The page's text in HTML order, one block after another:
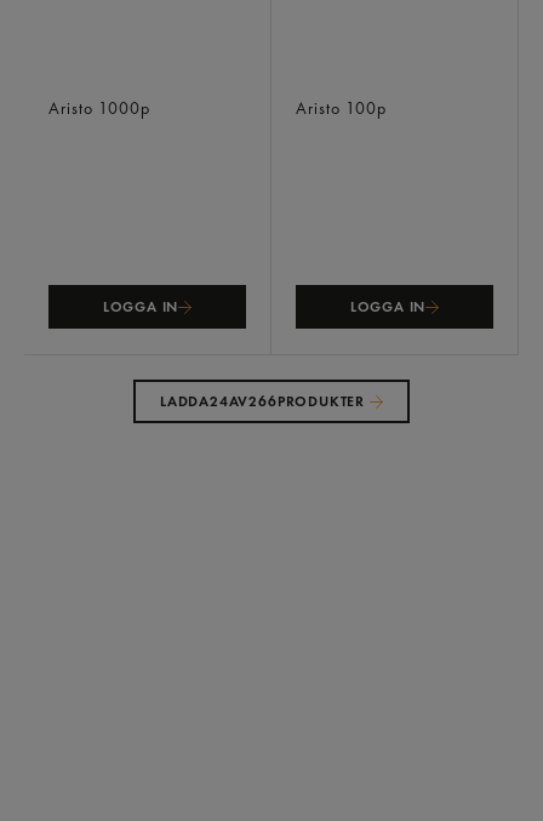
Aristo 1000p
LOGGA IN
Aristo 100p
LOGGA IN
LADDA24AV266PRODUKTER